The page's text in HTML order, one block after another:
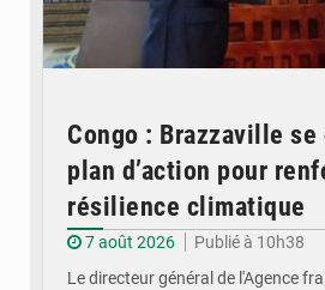
Congo : Brazzaville se
plan d’action pour
résilience climatique
7 août 2026
Publié à 10h38
Le directeur général de l'Agence